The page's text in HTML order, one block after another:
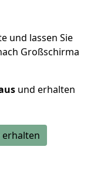
und lassen Sie
Großschirma
und erhalten
erhalten